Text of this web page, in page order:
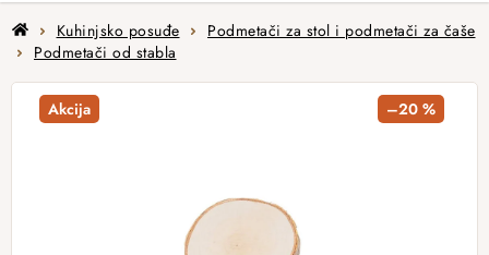
HomeKuhinjsko posuđe
Podmetači za stol i podmetači za čaše
Podmetači od stabla
Akcija –20 %